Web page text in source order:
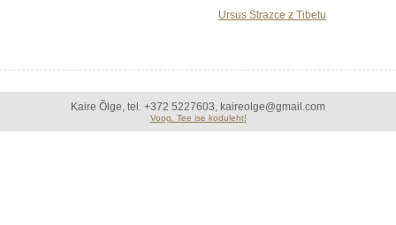
Ursus Strazce z Tibetu
Kaire Õlge, tel. +372 5227603, kaireolge@gmail.com
Voog. Tee ise koduleht!